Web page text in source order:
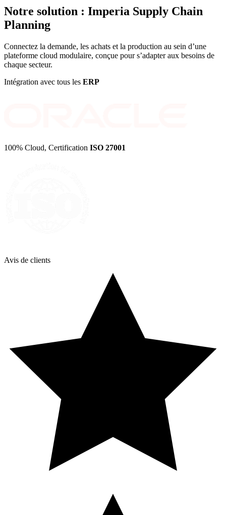
Notre solution : Imperia Supply Chain
Planning
Connectez la demande, les achats et la production au sein d’une
plateforme cloud modulaire, conçue pour s’adapter aux besoins de
chaque secteur.
Intégration avec tous les ERP
100% Cloud, Certification ISO 27001
Avis de clients